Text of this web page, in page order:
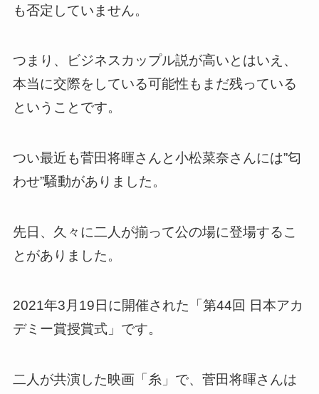
も否定していません。
つまり、ビジネスカップル説が高いとはいえ、
本当に交際をしている可能性もまだ残っている
ということです。
つい最近も菅田将暉さんと小松菜奈さんには”匂
わせ”騒動がありました。
先日、久々に二人が揃って公の場に登場するこ
とがありました。
2021年3月19日に開催された「第44回 日本アカ
デミー賞授賞式」です。
二人が共演した映画「糸」で、菅田将暉さんは